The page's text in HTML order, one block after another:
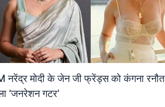
नरेंद्र मोदी के जेन जी फ्रेंड्स को कंगना
‘जनरेशन गटर’